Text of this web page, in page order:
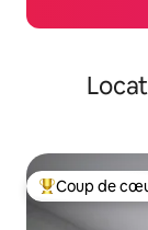
Coup de cœur
Coup de